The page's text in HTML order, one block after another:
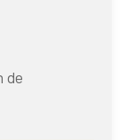
de